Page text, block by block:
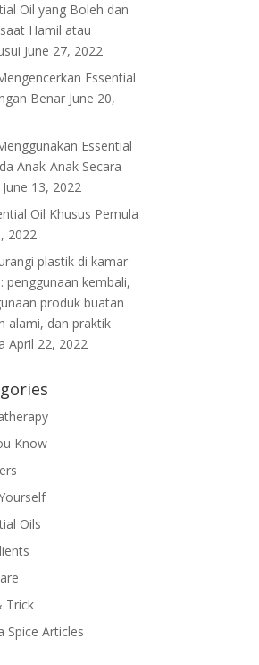
Oil yang Boleh dan
Hamil atau
June 27, 2022
Essential
Benar June 20,
Essential
Anak-Anak Secara
June 13, 2022
Oil Khusus Pemula
2022
plastik di kamar
penggunaan kembali,
produk buatan
alami, dan praktik
April 22, 2022
Know
Oils
Trick
Spice Articles